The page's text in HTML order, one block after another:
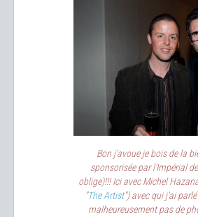
Bon j'avoue je bois de la
sponsorisée par l'Impérial
oblige)!!! Ici avec Michel
"The Artist") avec qui j'ai
malheureusement pas de